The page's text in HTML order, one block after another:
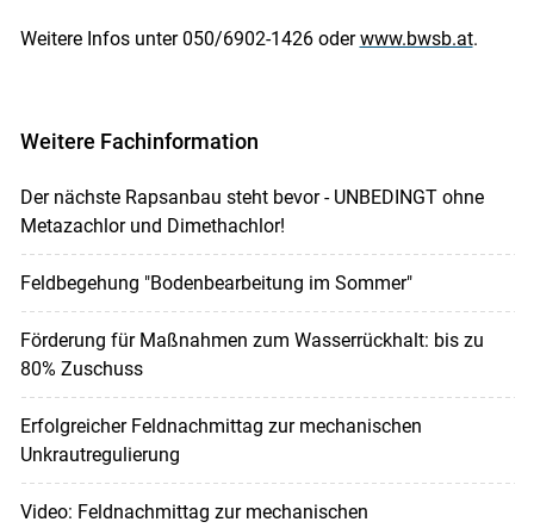
Weitere Infos unter 050/6902-1426 oderwww.bwsb.at.
Weitere Fachinformation
Der nächste Rapsanbau steht bevor - UNBEDINGT ohne
Metazachlor und Dimethachlor!
Feldbegehung "Bodenbearbeitung im Sommer"
Förderung für Maßnahmen zum Wasserrückhalt: bis zu
80% Zuschuss
Erfolgreicher Feldnachmittag zur mechanischen
Unkrautregulierung
Video: Feldnachmittag zur mechanischen